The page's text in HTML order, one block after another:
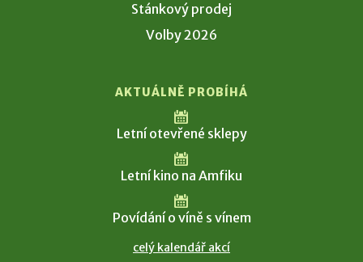
Stánkový prodej
Volby 2026
AKTUÁLNĚ PROBÍHÁ
Letní otevřené sklepy
Letní kino na Amfiku
Povídání o víně s vínem
celý kalendář akcí